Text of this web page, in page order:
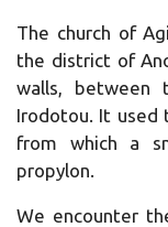
The church of
the district of
walls, between
Irodotou. It used
from which a
propylon.
We encounter